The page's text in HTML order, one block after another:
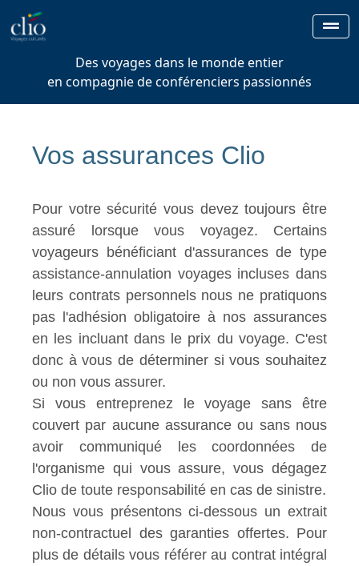
Des voyages dans le monde entier
en compagnie de conférenciers passionnés
Vos assurances Clio
Pour votre sécurité vous devez toujours être
assuré lorsque vous voyagez. Certains
voyageurs bénéficiant d'assurances de type
assistance-annulation voyages incluses dans
leurs contrats personnels nous ne pratiquons
pas l'adhésion obligatoire à nos assurances
en les incluant dans le prix du voyage. C'est
donc à vous de déterminer si vous souhaitez
ou non vous assurer.
Si vous entreprenez le voyage sans être
couvert par aucune assurance ou sans nous
avoir communiqué les coordonnées de
l'organisme qui vous assure, vous dégagez
Clio de toute responsabilité en cas de sinistre.
Nous vous présentons ci-dessous un extrait
non-contractuel des garanties offertes. Pour
plus de détails vous référer au contrat intégral